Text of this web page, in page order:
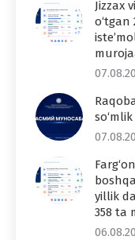
Jizzax
o‘tgan
yillik
358 ta